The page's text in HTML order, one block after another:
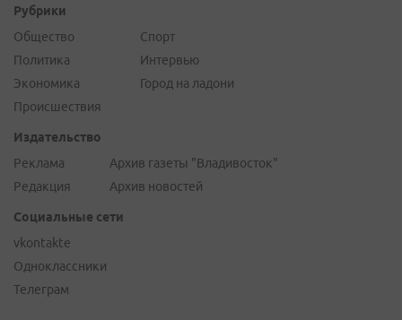
Рубрики
Общество
Политика
Экономика
Происшествия
Спорт
Интервью
Город на ладони
Издательство
Реклама
Редакция
Архив газеты "Владивосток"
Архив новостей
Социальные сети
vkontakte
Одноклассники
Телеграм